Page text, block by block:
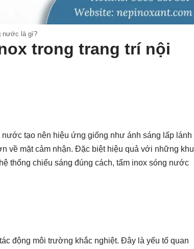
nước là gì?
trong trang trí nội
tạo nên hiệu ứng giống như ánh sáng lấp lánh
về mặt cảm nhận. Đặc biệt hiệu quả với những khu
thống chiếu sáng đúng cách, tấm inox sóng nước
động môi trường khắc nghiệt. Đây là yếu tố quan